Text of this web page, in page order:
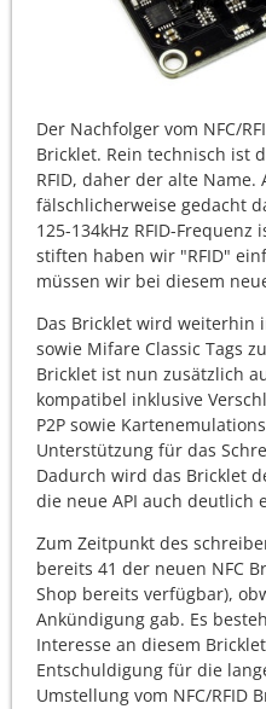
Der Nachfolger vom NFC/
Bricklet. Rein technisch ist
RFID, daher der alte
fälschlicherweise gedacht
125-134kHz RFID-
stiften haben wir "RFID"
müssen wir bei diesem
Das Bricklet wird weiterhin
sowie Mifare Classic Tags
Bricklet ist nun zusätzlich
kompatibel inklusive
P2P sowie
Unterstützung für das
Dadurch wird das Bricklet
die neue API auch deutlich
Zum Zeitpunkt des
bereits 41 der neuen NFC
Shop bereits verfügbar),
Ankündigung gab. Es
Interesse an diesem
Entschuldigung für die
Umstellung vom NFC/RFID